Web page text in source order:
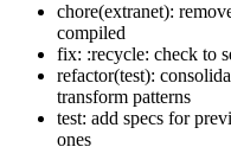
chore(extranet):
compiled
fix: :recycle: check to
refactor(test):
transform patterns
test: add specs for
ones